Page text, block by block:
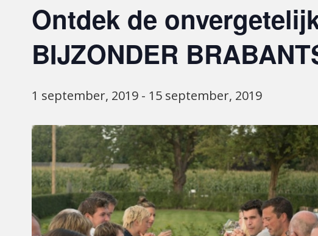
Ontdek de
BIJZONDER
1 september, 2019 - 15 september, 2019